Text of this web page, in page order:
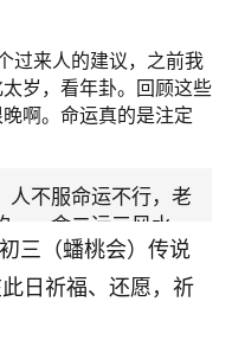
祈福，若“花姐”问题
境，选择此类日子
中的冲煞日（如属
三（蟠桃会）传说
日祈福、还愿，祈
过来人的建议，之前我
岁，看年卦。回顾这些
啊。命运真的是注定
人不服命运不行，老
一命二运三风水，
师化太岁，看年
缘分啊！